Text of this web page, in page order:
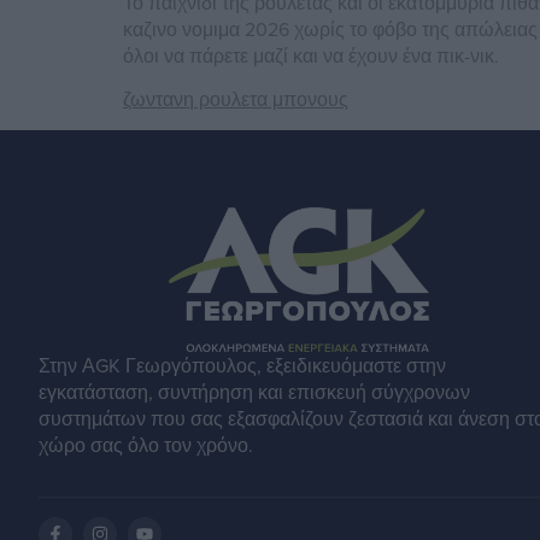
καζινο νομιμα 2026 χωρίς το φόβο της
όλοι να πάρετε μαζί και να έχουν ένα πικ-νικ.
ζωντανη ρουλετα μπονους
Στην ΑGK Γεωργόπουλος, εξειδικευόμαστε στην
εγκατάσταση, συντήρηση και επισκευή σύγχρονων
συστημάτων που σας εξασφαλίζουν ζεστασιά και άνεση
χώρο σας όλο τον χρόνο.